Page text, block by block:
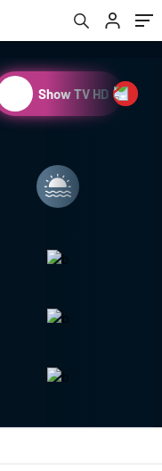
Show TV HD